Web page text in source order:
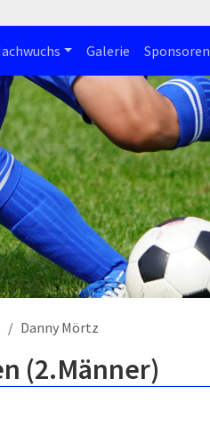
Galerie Sponsoren
Danny Mörtz
(2.Männer)